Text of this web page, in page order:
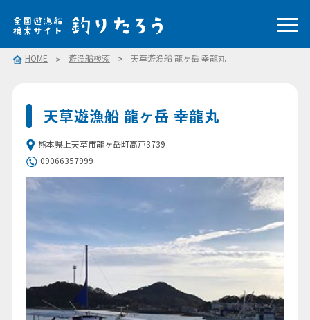
HOME 遊漁船検索 天草遊漁船 龍ヶ岳 幸龍丸
天草遊漁船 龍ヶ岳 幸龍丸
熊本県上天草市龍ヶ岳町高戸3739
09066357999